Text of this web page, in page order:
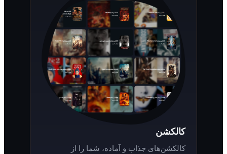
کالکشن‌های جذاب و آماده، شما را از